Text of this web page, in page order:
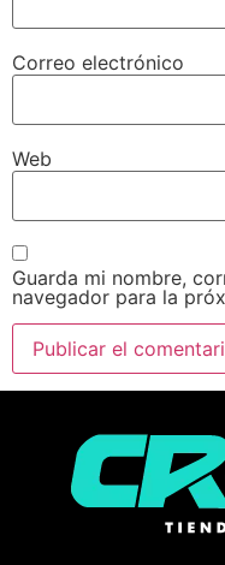
Correo electrónico
Web
Guarda mi nombre,
navegador para la